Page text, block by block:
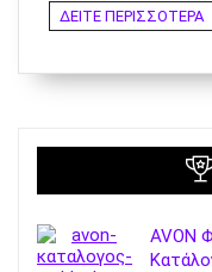
ΔΕΙΤΕ ΠΕΡΙΣΣΟΤΕΡΑ
AVON